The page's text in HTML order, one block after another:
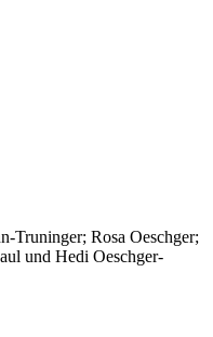
Truninger; Rosa Oeschger;
und Hedi Oeschger-